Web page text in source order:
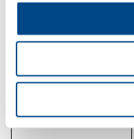
Dehydrogenase
LOAEL